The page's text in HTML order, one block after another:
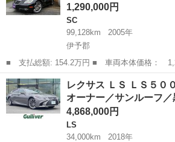
1,290,000円
SC
99,128km
2005年
伊予郡
■ 支払総額: 154.2万円 ■ 車両本体価格： 1,290,000 円 ■ メーカ
ー名： レクサス ■ 車種名： ＳＣ ■ グレ
０ ガレージ保管・純正同色オールペイント・
ミアムサウ...
愛媛 伊予郡 SC
レクサス ＬＳ ＬＳ５
オーナー／サンルーフ
4,868,000円
LS
34,000km
2018年